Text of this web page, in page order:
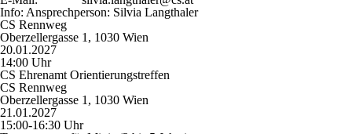
Info: Ansprechperson: Silvia Langthaler
CS Rennweg
Oberzellergasse 1, 1030 Wien
20.01.2027
14:00 Uhr
CS Ehrenamt Orientierungstreffen
CS Rennweg
Oberzellergasse 1, 1030 Wien
21.01.2027
15:00-16:30 Uhr